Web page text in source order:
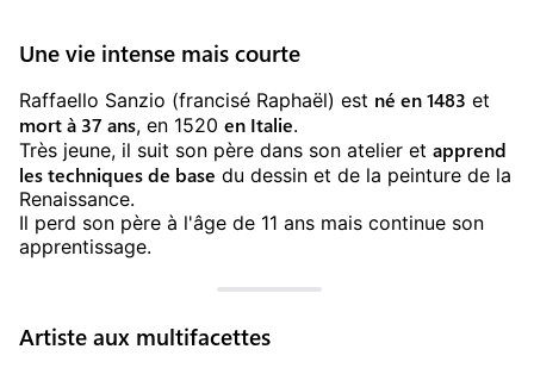
Une vie intense mais courte
Raffaello Sanzio (francisé Raphaël) est né en 1483 et
mort à 37 ans, en 1520 en Italie.
Très jeune, il suit son père dans son atelier et apprend
les techniques de base du dessin et de la peinture de la
Renaissance.
Il perd son père à l'âge de 11 ans mais continue son
apprentissage.
Artiste aux multifacettes